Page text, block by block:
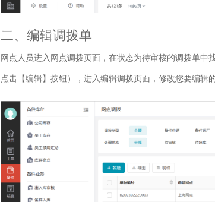
二、编辑调拨单
网点人员进入网点调拨页面，在状态为待审核的调拨单中
点击【编辑】按钮），进入编辑调拨页面，修改您要编辑